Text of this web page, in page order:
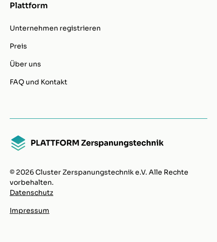
Plattform
Unternehmen registrieren
Preis
Über uns
FAQ und Kontakt
© 2026 Cluster Zerspanungstechnik e.V. Alle Rechte
vorbehalten.
Datenschutz
Impressum